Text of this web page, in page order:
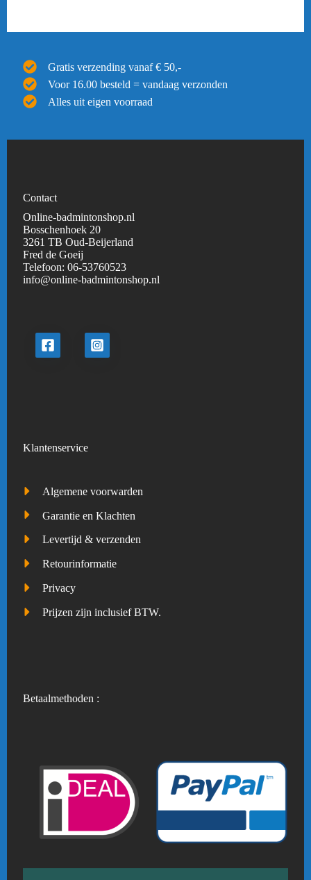
Gratis verzending vanaf € 50,-
Voor 16.00 besteld = vandaag verzonden
Alles uit eigen voorraad
Contact
Online-badmintonshop.nl
Bosschenhoek 20
3261 TB Oud-Beijerland
Fred de Goeij
Telefoon:06-53760523
info@online-badmintonshop.nl
Klantenservice
Algemene voorwarden
Garantie en Klachten
Levertijd & verzenden
Retourinformatie
Privacy
Prijzen zijn inclusief BTW.
Betaalmethoden :